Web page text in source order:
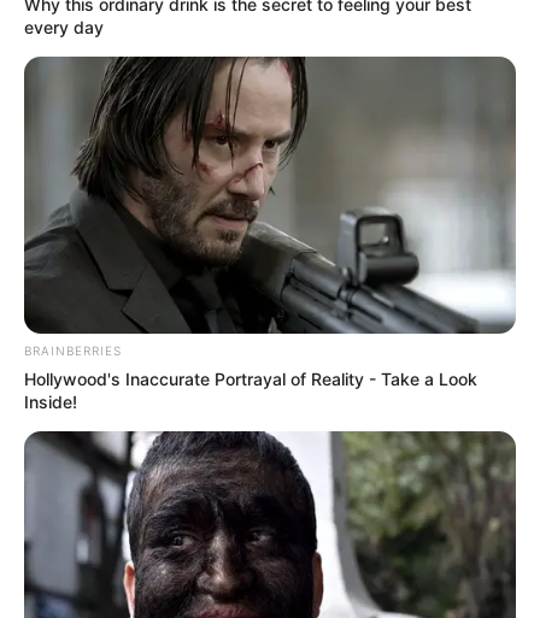
Tak hanya film dan serial TV, ia juga pernah menjadi salah satu
karakter dalam video game. Ia berperan sebagai Shira, Knight of
Filianore dalam game berjudulDark Souls III (2017).
Baca juga: Biodata, Profil, dan Fakta Erica Mena
Why this ordinary drink is the secret to feeling your best
every day
BRAINBERRIES
Hollywood's Inaccurate Portrayal of Reality - Take a Look
Inside!